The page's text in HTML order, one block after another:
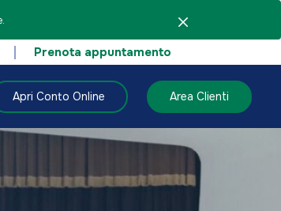
Prenota appuntamento
Apri Conto Online Area Clienti